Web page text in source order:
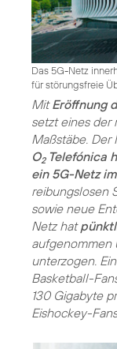
Das 5G-Netz
für störungsfreie
MitEröffnung
setzt eines
Maßstäbe. Der
O2Telefónica
ein 5G-Netz
reibungslosen
sowie neue
Netz hat
aufgenommen
unterzogen.
Basketball-
130 Gigabyte
Eishockey-